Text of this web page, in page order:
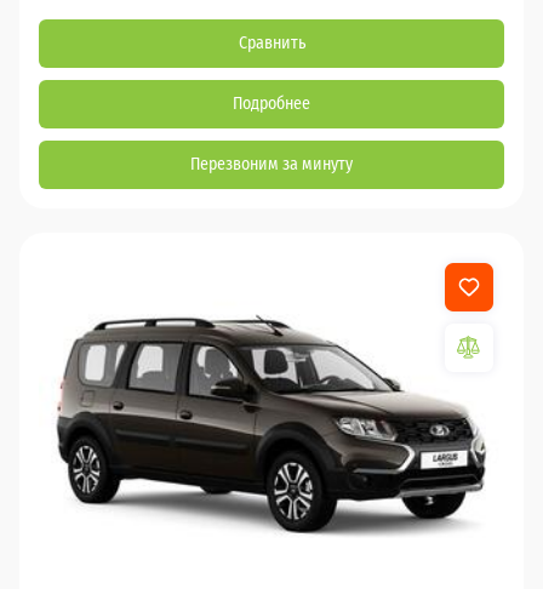
Сравнить
Подробнее
Перезвоним за минуту